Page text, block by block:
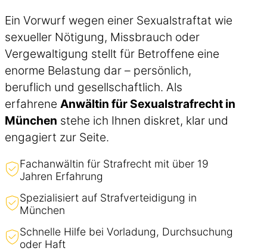
Ein Vorwurf wegen einer Sexualstraftat wie
sexueller Nötigung, Missbrauch oder
Vergewaltigung stellt für Betroffene eine
enorme Belastung dar – persönlich,
beruflich und gesellschaftlich. Als
erfahrene Anwältin für Sexualstrafrecht in
München stehe ich Ihnen diskret, klar und
engagiert zur Seite.
Fachanwältin für Strafrecht mit über 19
Jahren Erfahrung
Spezialisiert auf Strafverteidigung in
München
Schnelle Hilfe bei Vorladung, Durchsuchung
oder Haft